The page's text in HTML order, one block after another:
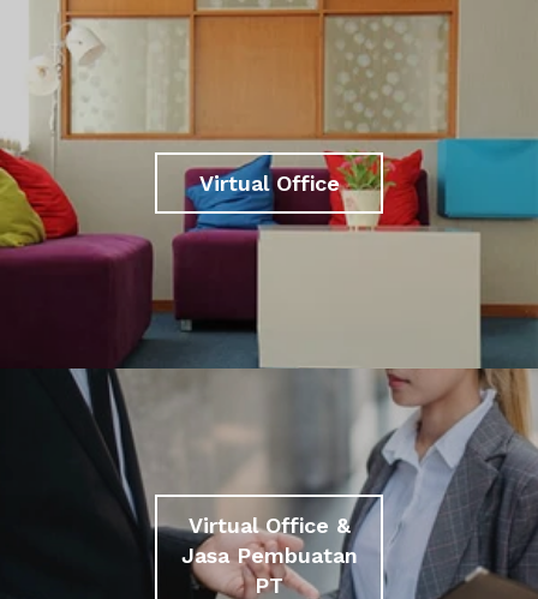
Virtual Office
Virtual Office &
Jasa Pembuatan
PT